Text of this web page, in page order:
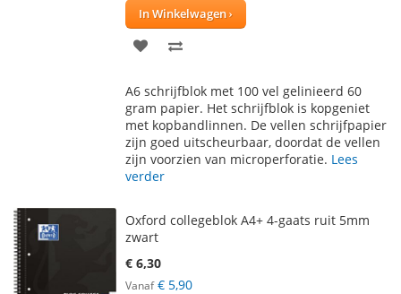
In Winkelwagen
VOEG
AAN
VERLANGLIJST
TE
VERGELIJKEN
A6 schrijfblok met 100 vel gelinieerd 60
gram papier. Het schrijfblok is kopgeniet
met kopbandlinnen. De vellen schrijfpapier
zijn goed uitscheurbaar, doordat de vellen
zijn voorzien van microperforatie. Lees
verder
Oxford collegeblok A4+ 4-gaats ruit 5mm
zwart
€ 6,30
Vanaf € 5,90